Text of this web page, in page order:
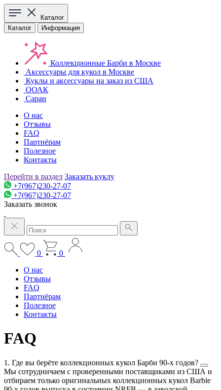
Каталог
Каталог
Информация
Коллекционные Барби в Москве
Аксессуары для кукол в Москве
Куклы и аксессуары на заказ из США
ООАК
Саран
О нас
Отзывы
FAQ
Партнёрам
Полезное
Контакты
Перейти в раздел Заказать куклу
+7(967)230-27-07
+7(967)230-27-07
Заказать звонок
0
0
О нас
Отзывы
FAQ
Партнёрам
Полезное
Контакты
FAQ
1. Где вы берёте коллекционных кукол Барби 90-х годов?
Мы сотрудничаем с проверенными поставщиками из США и
отбираем только оригинальных коллекционных кукол Barbie